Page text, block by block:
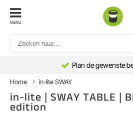
MENU
Plan de gewenste
Home in-lite SWAY
in-lite | SWAY TABLE |
edition